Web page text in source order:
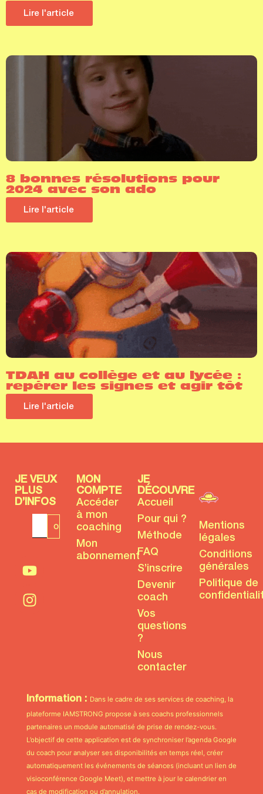
Lire l'article
8 bonnes résolutions pour
2024 avec son ado
Lire l'article
TDAH au collège et au lycée :
repérer les signes et agir tôt
Lire l'article
JE VEUX
PLUS
D’INFOS
MON
COMPTE
Accéder
à mon
coaching
Mon
abonnement
JE
DÉCOUVRE
Accueil
Pour qui ?
Méthode
FAQ
S’inscrire
Devenir
coach
Vos
questions
?
Nous
contacter
Mentions
légales
Conditions
générales
Politique de
Information : Dans le cadre de ses services de coaching, la
plateforme IAMSTRONG propose à ses coachs professionnels
partenaires un module automatisé de prise de rendez-vous.
L’objectif de cette application est de synchroniser l’agenda Google
du coach pour analyser ses disponibilités en temps réel, créer
automatiquement les événements de séances (incluant un lien de
visioconférence Google Meet), et mettre à jour le calendrier en
cas de modification ou d’annulation.